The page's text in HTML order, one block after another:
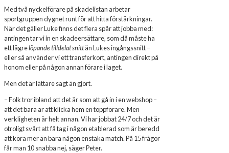
Med två nyckelförare på skadelistan arbetar
sportgruppen dygnet runt för att hitta förstärkningar.
När det gäller Luke finns det flera spår att jobba med:
antingen tar vi in en skadeersättare, som då måste ha
ett lägrelöpande tilldelat snittän Lukes ingångssnitt –
eller så använder vi ett transferkort, antingen direkt på
honom eller på någon annan förare i laget.
Men det är lättare sagt än gjort.
– Folk tror ibland att det är som att gå in i en webshop –
att det bara är att klicka hem en toppförare. Men
verkligheten är helt annan. Vi har jobbat 24/7 och det är
otroligt svårt att få tag i någon etablerad som är beredd
att köra mer än bara någon enstaka match. På 15 frågor
får man 10 snabba nej, säger Peter.